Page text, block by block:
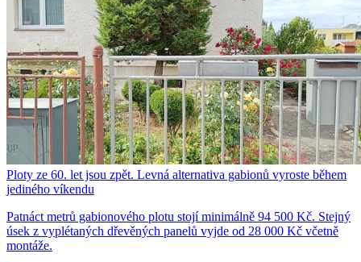
Ploty ze 60. let jsou zpět. Levná alternativa gabionů vyroste během
jediného víkendu
Patnáct metrů gabionového plotu stojí minimálně 94 500 Kč. Stejný
úsek z vyplétaných dřevěných panelů vyjde od 28 000 Kč včetně
montáže.